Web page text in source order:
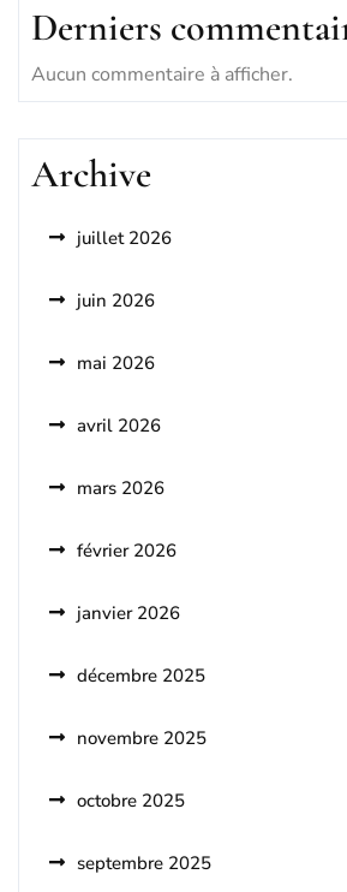
Derniers
Aucun commentaire à afficher.
Archive
juillet 2026
juin 2026
mai 2026
avril 2026
mars 2026
février 2026
janvier 2026
décembre 2025
novembre 2025
octobre 2025
septembre 2025